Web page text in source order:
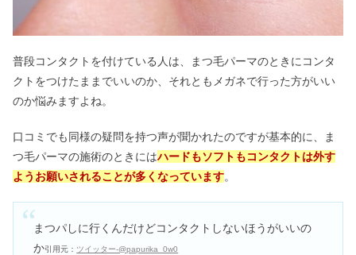
普段コンタクトを付けている人は、まつ毛パーマのときにコンタ
クトをつけたままでいいのか、それともメガネで行った方がいい
のか悩みますよね。
口コミでも同様の疑問を持つ声が聞かれたのですが基本的に、ま
つ毛パーマの施術のときにはハードもソフトもコンタクトは外す
ようお願いされることが多くなっています。
まつパしに行くんだけどコンタクトしないほうがいいの
か引用元： ツイッター-@papurika_0w0